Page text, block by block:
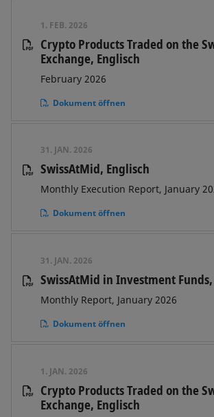
1. FEB. 2026
Crypto Products Traded on the
Exchange, Englisch
February 2026
Dokument öffnen
31. JAN. 2026
SwissAtMid, Englisch
Monthly Execution Report, January
Dokument öffnen
31. JAN. 2026
SwissAtMid in Investment
Monthly Report, January 2026
Dokument öffnen
1. JAN. 2026
Crypto Products Traded on the
Exchange, Englisch